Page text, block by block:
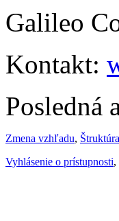
Galileo
Kontakt:
Posledná
Zmena vzhľadu,
Vyhlásenie o prístupnosti,